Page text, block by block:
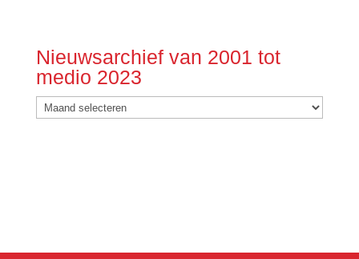
Nieuwsarchief van 2001 tot
medio 2023
Nieuwsarchief
van